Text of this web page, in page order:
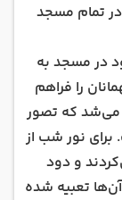
تمام مسجد
137 پنجره موجود در مسجد به
را فراهم
می‌شد که تصور
برای نور شب از
و دود
تعبیه شده